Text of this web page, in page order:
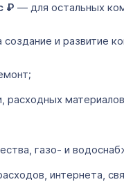
₽ — для остальных
и развитие
расходных
газо- и
интернета,